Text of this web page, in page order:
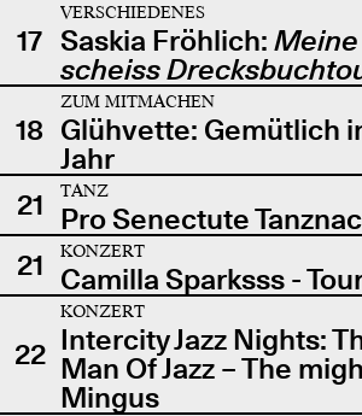
17
VERSCHIEDENES
Saskia Fröhlich:
scheiss
18
ZUM MITMACHEN
Glühvette: Gemütlich
Jahr
21
TANZ
Pro Senectute
21
KONZERT
Camilla Sparksss -
22
KONZERT
Intercity Jazz Nights:
Man Of Jazz – The
Mingus